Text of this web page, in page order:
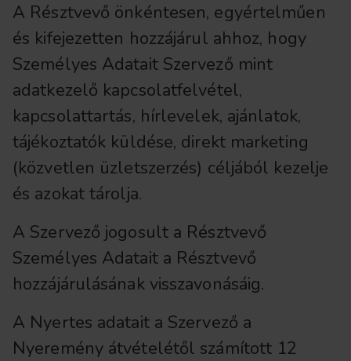
A Résztvevő önkéntesen, egyértelműen
és kifejezetten hozzájárul ahhoz, hogy
Személyes Adatait Szervező mint
adatkezelő kapcsolatfelvétel,
kapcsolattartás, hírlevelek, ajánlatok,
tájékoztatók küldése, direkt marketing
(közvetlen üzletszerzés) céljából kezelje
és azokat tárolja.
A Szervező jogosult a Résztvevő
Személyes Adatait a Résztvevő
hozzájárulásának visszavonásáig.
A Nyertes adatait a Szervező a
Nyeremény átvételétől számított 12